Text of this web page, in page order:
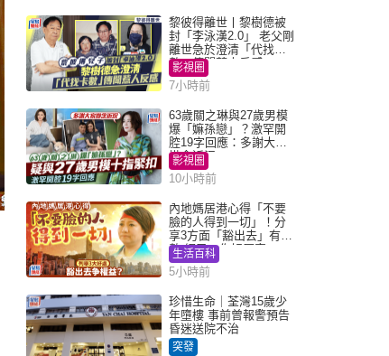
黎彼得離世丨黎樹德被
封「李泳漢2.0」 老父剛
離世急於澄清「代找卡
數」傳聞惹人反感
影視圈
7小時前
63歲關之琳與27歲男模
爆「嫲孫戀」？激罕開
腔19字回應：多謝大家
掛念近況
影視圈
10小時前
內地媽居港心得「不要
臉的人得到一切」！分
享3方面「豁出去」有著
數 網民：你好厲害
生活百科
5小時前
珍惜生命｜荃灣15歲少
年墮樓 事前曾報警預告
昏迷送院不治
突發